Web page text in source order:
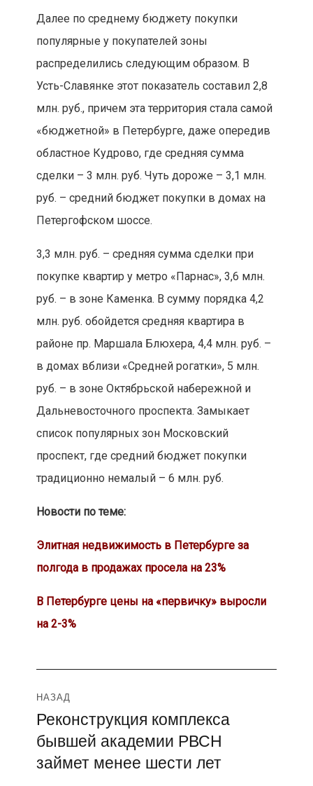
Далее по среднему бюджету покупки
популярные у покупателей зоны
распределились следующим образом. В
Усть-Славянке этот показатель составил 2,8
млн. руб., причем эта территория стала самой
«бюджетной» в Петербурге, даже опередив
областное Кудрово, где средняя сумма
сделки – 3 млн. руб. Чуть дороже – 3,1 млн.
руб. – средний бюджет покупки в домах на
Петергофском шоссе.
3,3 млн. руб. – средняя сумма сделки при
покупке квартир у метро «Парнас», 3,6 млн.
руб. – в зоне Каменка. В сумму порядка 4,2
млн. руб. обойдется средняя квартира в
районе пр. Маршала Блюхера, 4,4 млн. руб. –
в домах вблизи «Средней рогатки», 5 млн.
руб. – в зоне Октябрьской набережной и
Дальневосточного проспекта. Замыкает
список популярных зон Московский
проспект, где средний бюджет покупки
традиционно немалый – 6 млн. руб.
Новости по теме:
Элитная недвижимость в Петербурге за
полгода в продажах просела на 23%
В Петербурге цены на «первичку» выросли
на 2-3%
Навигация
по
записям
НАЗАД
Предыдущая
запись:
Реконструкция комплекса
бывшей академии РВСН
займет менее шести лет